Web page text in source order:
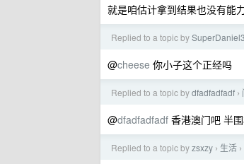
就是咱估计拿到结果也没有能
Replied to a topic by
@cheese 你小子这个正经吗
Replied to a topic bydfadfadfadf ›
@dfadfadfadf 香港澳门吧 半
Replied to a topic byzsxzy › 生活 ›